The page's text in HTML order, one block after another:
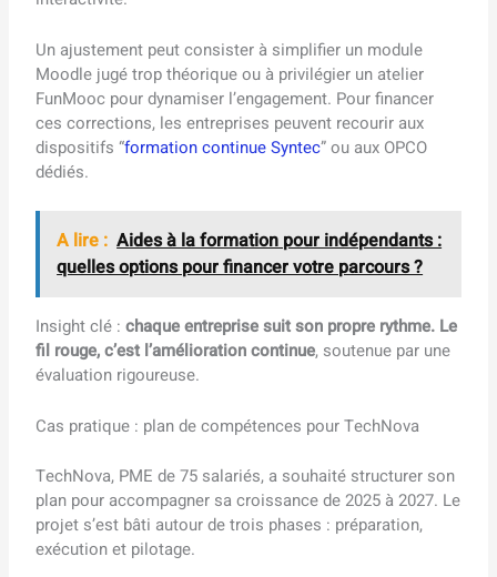
Un ajustement peut consister à simplifier un module
Moodle jugé trop théorique ou à privilégier un atelier
FunMooc pour dynamiser l’engagement. Pour financer
ces corrections, les entreprises peuvent recourir aux
dispositifs “formation continue Syntec” ou aux OPCO
dédiés.
A lire : Aides à la formation pour indépendants :
quelles options pour financer votre parcours ?
Insight clé :chaque entreprise suit son propre rythme. Le
fil rouge, c’est l’amélioration continue, soutenue par une
évaluation rigoureuse.
Cas pratique : plan de compétences pour TechNova
TechNova, PME de 75 salariés, a souhaité structurer son
plan pour accompagner sa croissance de 2025 à 2027. Le
projet s’est bâti autour de trois phases : préparation,
exécution et pilotage.